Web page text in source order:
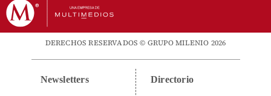
DERECHOS RESERVADOS © GRUPO MILENIO 2026
Newsletters Directorio